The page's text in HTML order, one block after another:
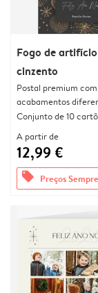
Fogo de
cinzento
Postal premium
acabamentos
Conjunto de 10
A partir de
12,99 €
offers Preços